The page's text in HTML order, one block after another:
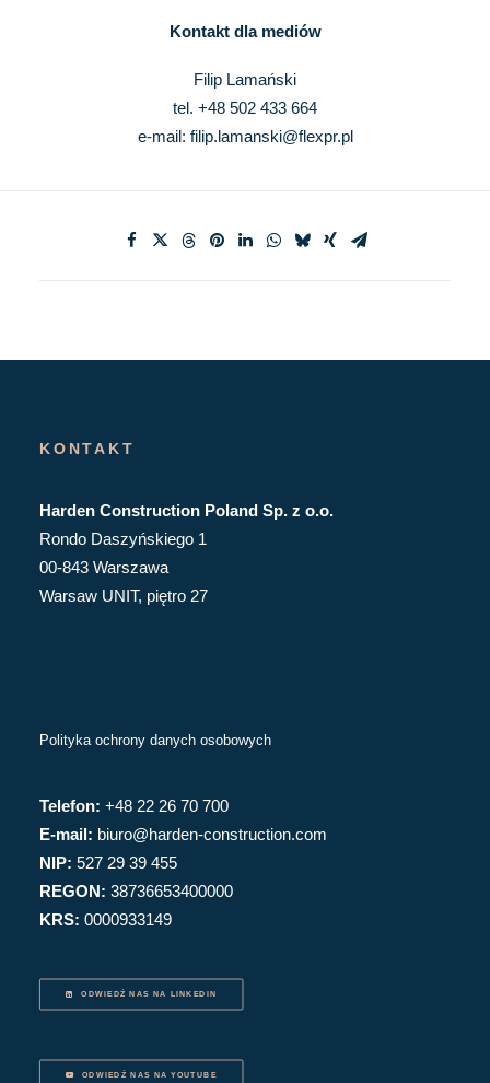
Kontakt dla mediów
Filip Lamański
tel. +48 502 433 664
e-mail: filip.lamanski@flexpr.pl
KONTAKT
Harden Construction Poland Sp. z o.o.
Rondo Daszyńskiego 1
00-843 Warszawa
Warsaw UNIT, piętro 27
Polityka ochrony danych osobowych
Telefon: +48 22 26 70 700
E-mail: biuro@harden-construction.com
NIP: 527 29 39 455
REGON: 38736653400000
KRS: 0000933149
ODWIEDŹ NAS NA LINKEDIN
ODWIEDŹ NAS NA YOUTUBE